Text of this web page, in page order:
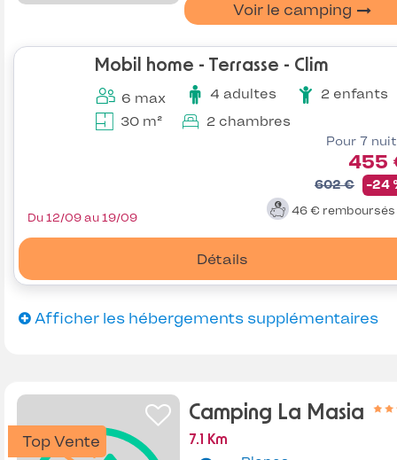
Voir le camping
Mobil home - Terrasse - Clim
6 max 4 adultes
2 enfants
30 m²
2 chambres
Pour 7
455
602 € -24
46 € remboursés
Détails
Du 12/09 au 19/09
Afficher les hébergements supplémentaires
Top Vente
Camping La Masia
7.1 Km